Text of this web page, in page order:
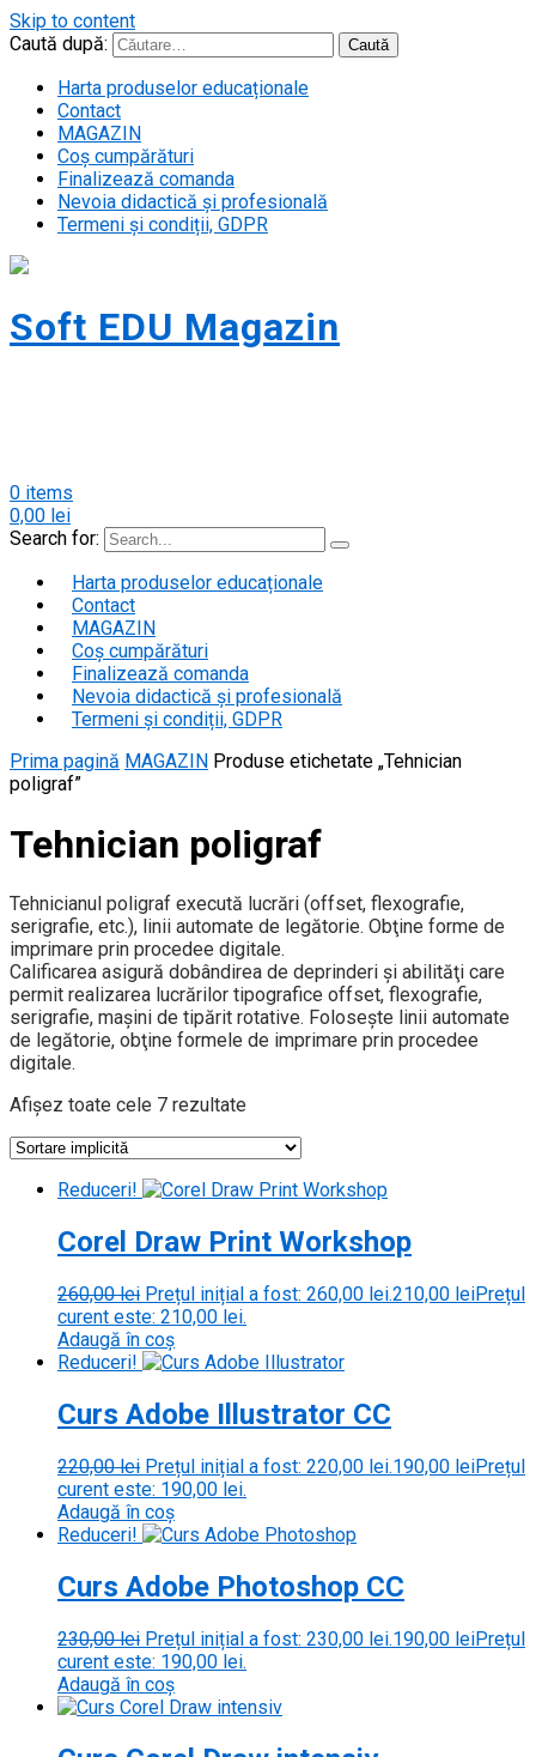
Skip to content
Caută după:
Harta produselor educaționale
Contact
MAGAZIN
Coș cumpărături
Finalizează comanda
Nevoia didactică și profesională
Termeni și condiții, GDPR
Soft EDU Magazin
0 items
0,00 lei
Search for:
Harta produselor educaționale
Contact
MAGAZIN
Coș cumpărături
Finalizează comanda
Nevoia didactică și profesională
Termeni și condiții, GDPR
Prima pagină MAGAZIN Produse etichetate „Tehnician
poligraf”
Tehnician poligraf
Tehnicianul poligraf execută lucrări (offset, flexografie,
serigrafie, etc.), linii automate de legătorie. Obţine forme de
imprimare prin procedee digitale.
Calificarea asigură dobândirea de deprinderi şi abilităţi care
permit realizarea lucrărilor tipografice offset, flexografie,
serigrafie, maşini de tipărit rotative. Folosește linii automate
de legătorie, obţine formele de imprimare prin procedee
digitale.
Afișez toate cele 7 rezultate
Reduceri!
Corel Draw Print Workshop
260,00lei Prețul inițial a fost: 260,00 lei.210,00 leiPrețul
curent este: 210,00 lei.
Adaugă în coș
Reduceri!
Curs Adobe Illustrator CC
220,00lei Prețul inițial a fost: 220,00 lei.190,00 leiPrețul
curent este: 190,00 lei.
Adaugă în coș
Reduceri!
Curs Adobe Photoshop CC
230,00lei Prețul inițial a fost: 230,00 lei.190,00 leiPrețul
curent este: 190,00 lei.
Adaugă în coș